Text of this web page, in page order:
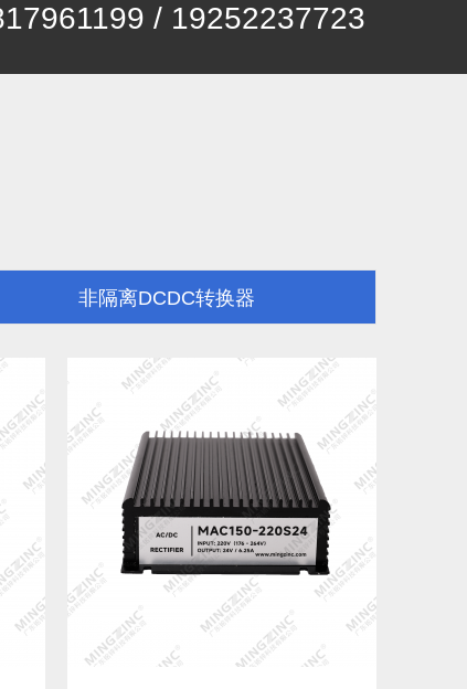
/ 19252237723
非隔离DCDC转换器